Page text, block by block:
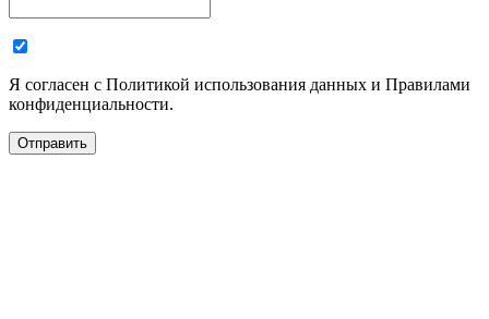
Я согласен с Политикой использования данных и Правилами
конфиденциальности.